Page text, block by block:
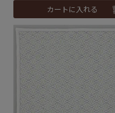
カートに入れる